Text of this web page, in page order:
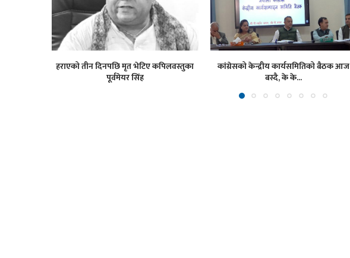
हराएको तीन दिनपछि मृत भेटिए कपिलवस्तुका
पूर्वमेयर सिंह
कांग्रेसको केन्द्रीय कार्यसमितिको बैठक आज
बस्दै, के के...